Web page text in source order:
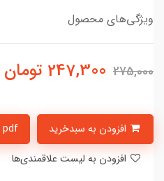
ویژگی‌های محصول
275,000
247,300 تومان
pdf نمونه محصول